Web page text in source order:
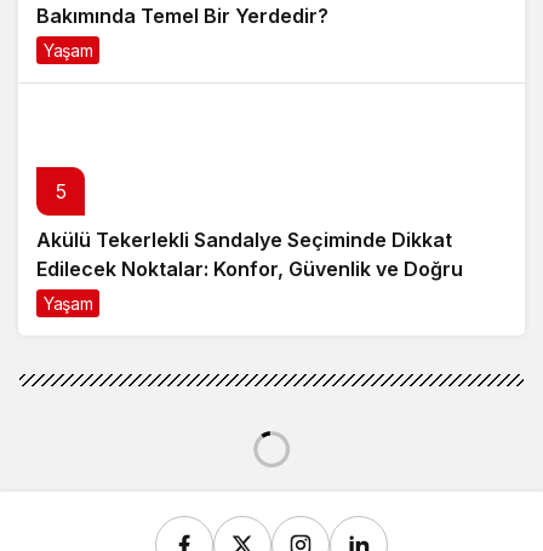
Bakımında Temel Bir Yerdedir?
Yaşam
5
Akülü Tekerlekli Sandalye Seçiminde Dikkat
Edilecek Noktalar: Konfor, Güvenlik ve Doğru
Model Tercihi
Yaşam